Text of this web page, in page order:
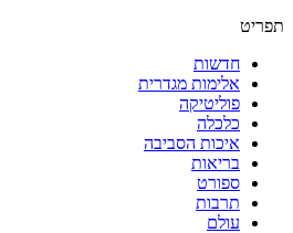
תפריט
חדשות
אלימות מגדרית
פוליטיקה
כלכלה
איכות הסביבה
בריאות
ספורט
תרבות
עולם